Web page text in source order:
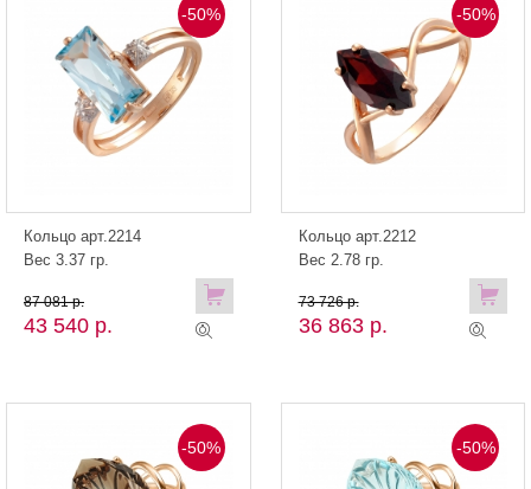
-50%
Кольцо арт.2214
Вес 3.37 гр.
43 540 р.
87 081 р.
-50%
Кольцо арт.2212
Вес 2.78 гр.
36 863 р.
73 726 р.
-50% -50%